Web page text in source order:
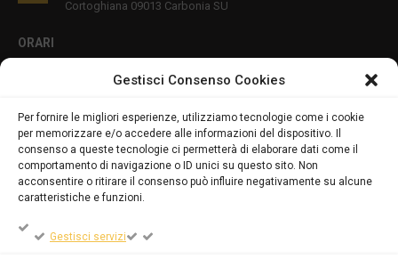
Gestisci Consenso Cookies
Per fornire le migliori esperienze, utilizziamo tecnologie come i cookie
per memorizzare e/o accedere alle informazioni del dispositivo. Il
consenso a queste tecnologie ci permetterà di elaborare dati come il
comportamento di navigazione o ID unici su questo sito. Non
acconsentire o ritirare il consenso può influire negativamente su alcune
caratteristiche e funzioni.
Gestisci servizi
Cortoghiana 09013 Carbonia SU
ORARI
PRIVACY E COOKIES
DICHIARAZIONE SULLA PRIVACY (UE)
COOKIE POLICY (UE)